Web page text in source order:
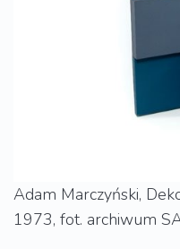
Adam Marczyński,
1973, fot. archiwum